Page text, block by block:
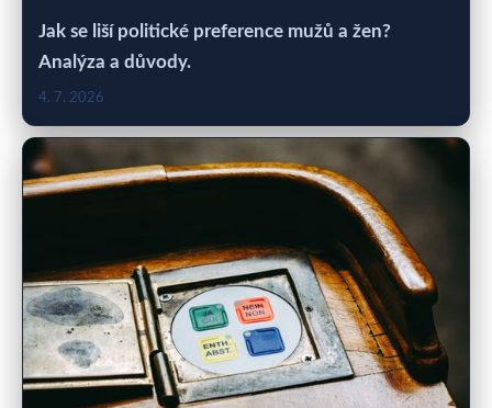
Jak se liší politické preference mužů a žen?
Analýza a důvody.
4. 7. 2026